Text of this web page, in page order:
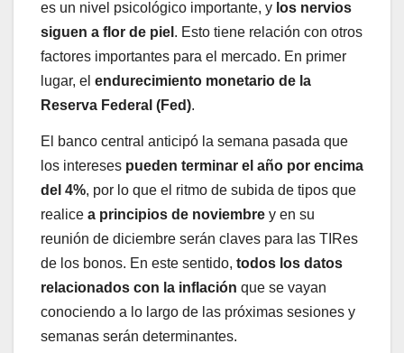
es un nivel psicológico importante, y los nervios
siguen a flor de piel . Esto tiene relación con otros
factores importantes para el mercado. En primer
lugar, el endurecimiento monetario de la
Reserva Federal (Fed).
El banco central anticipó la semana pasada que
los intereses pueden terminar el año por encima
del 4%, por lo que el ritmo de subida de tipos que
realice a principios de noviembre y en su
reunión de diciembre serán claves para las TIRes
de los bonos. En este sentido, todos los datos
relacionados con la inflación que se vayan
conociendo a lo largo de las próximas sesiones y
semanas serán determinantes.